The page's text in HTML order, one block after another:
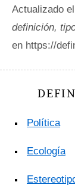
Actualizado
definición,
en https://
Política
Ecología